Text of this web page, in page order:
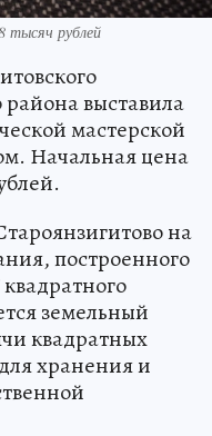
тысяч рублей
района выставила
мастерской
Начальная цена
на
построенного
квадратного
земельный
квадратных
хранения и